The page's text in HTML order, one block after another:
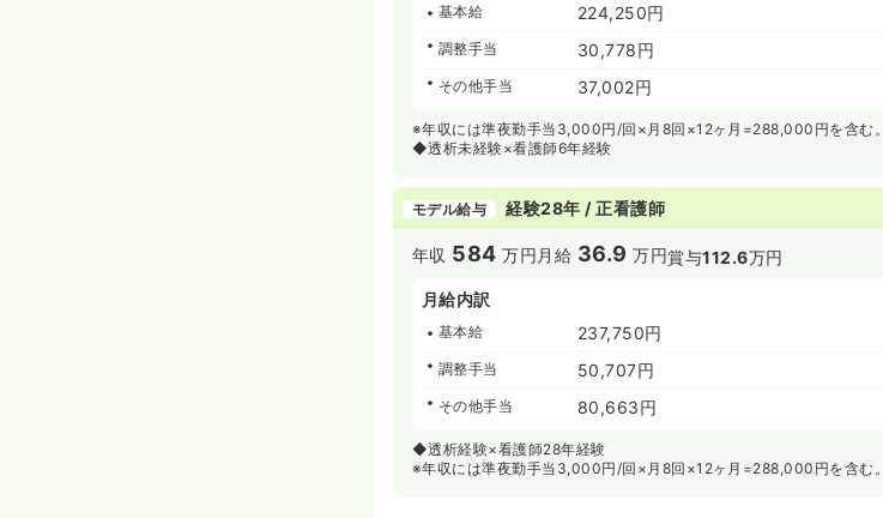
基本給 224,250円
調整手当 30,778円
その他手当 37,002円
※年収には準夜勤手当3,000円/回×月8回×12ヶ月=288,000円を含む。
◆透析未経験×看護師6年経験
モデル給与 経験28年 / 正看護師
年収 584 万円 月給 36.9 万円賞与112.6万円
月給内訳
基本給 237,750円
調整手当 50,707円
その他手当 80,663円
◆透析経験×看護師28年経験
※年収には準夜勤手当3,000円/回×月8回×12ヶ月=288,000円を含む。